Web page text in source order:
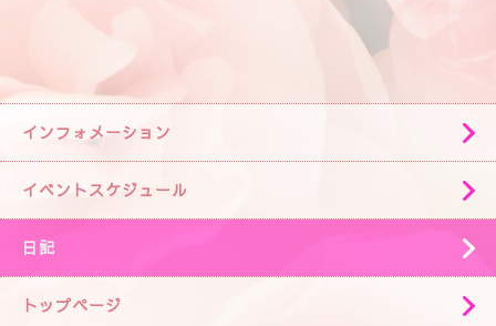
インフォメーション
イベントスケジュール
日記
トップページ